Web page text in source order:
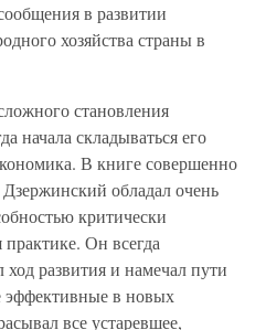
в развитии
хозяйства страны в
становления
начала складываться его
В книге совершенно
обладал очень
критически
Он всегда
развития и намечал пути
в новых
все устаревшее,